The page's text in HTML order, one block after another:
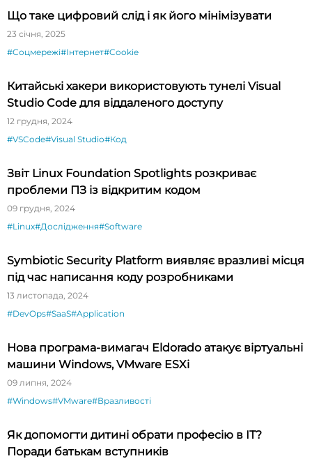
Що таке цифровий слід і як його мінімізувати
23 січня, 2025
#Соцмережі#Інтернет#Cookie
Китайські хакери використовують тунелі Visual
Studio Code для віддаленого доступу
12 грудня, 2024
#VSCode#Visual Studio#Код
Звіт Linux Foundation Spotlights розкриває
проблеми ПЗ із відкритим кодом
09 грудня, 2024
#Linux#Дослідження#Software
Symbiotic Security Platform виявляє вразливі місця
під час написання коду розробниками
13 листопада, 2024
#DevOps#SaaS#Application
Нова програма-вимагач Eldorado атакує віртуальні
машини Windows, VMware ESXi
09 липня, 2024
#Windows#VMware#Вразливості
Як допомогти дитині обрати професію в ІТ?
Поради батькам вступників